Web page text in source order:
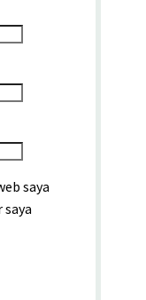
saya